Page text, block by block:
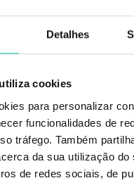
Detalhes
cookies
para personalizar
funcionalidades de
tráfego. Também
da sua utilização do
de redes sociais, de
REALLY REAL? - 3 in 1 02
À prova de água.
angular para modelar e
à água!
existem na Cosmética Click
altura em que cada vez mais